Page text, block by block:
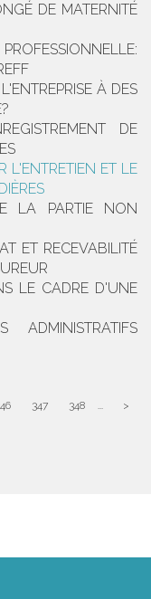
DE MATERNITÉ
À DES
DE
L'ENTRETIEN ET LE
LA PARTIE NON
ET RECEVABILITÉ
LE CADRE D'UNE
ADMINISTRATIFS
347 348 ... >